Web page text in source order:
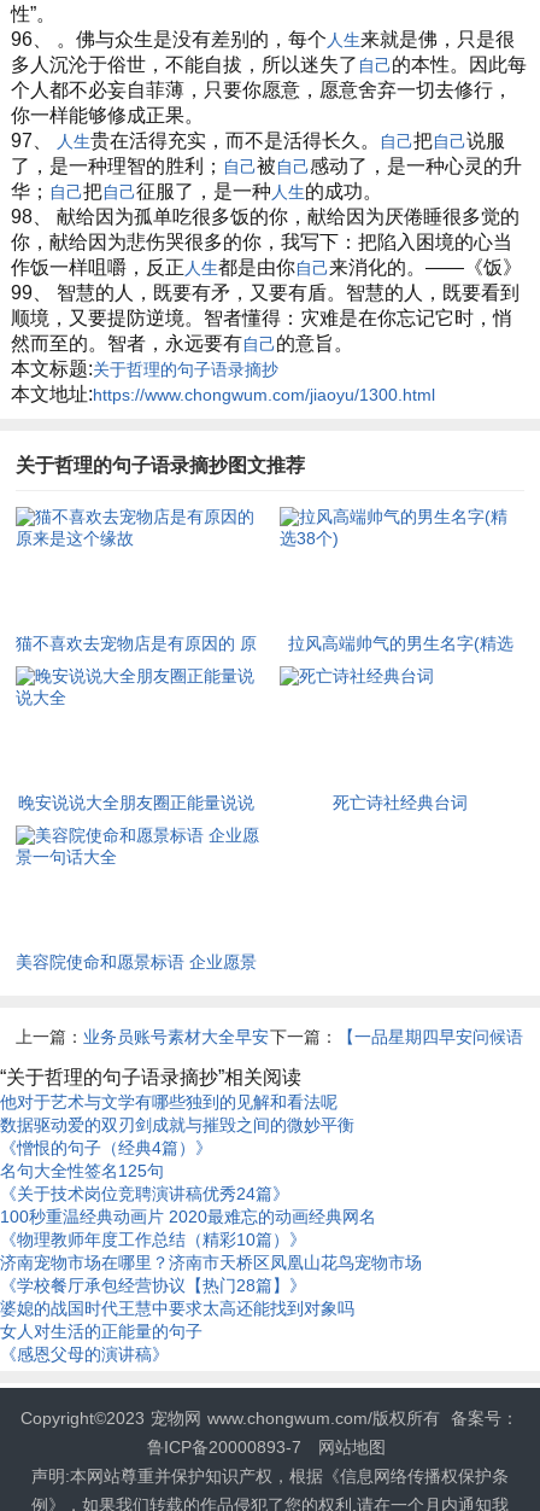
性”。
96、 。佛与众生是没有差别的，每个 人生来就是佛，只是很
多人沉沦于俗世，不能自拔，所以迷失了 自己的本性。因此每
个人都不必妄自菲薄，只要你愿意，愿意舍弃一切去修行，
你一样能够修成正果。
97、
人生贵在活得充实，而不是活得长久。 自己把自己说服
了，是一种理智的胜利； 自己被自己感动了，是一种心灵的升
华； 自己把自己征服了，是一种 人生的成功。
98、 献给因为孤单吃很多饭的你，献给因为厌倦睡很多觉的
你，献给因为悲伤哭很多的你，我写下：把陷入困境的心当
作饭一样咀嚼，反正 人生都是由你自己来消化的。——《饭》
99、 智慧的人，既要有矛，又要有盾。智慧的人，既要看到
顺境，又要提防逆境。智者懂得：灾难是在你忘记它时，悄
然而至的。智者，永远要有自己的意旨。
本文标题:关于哲理的句子语录摘抄
本文地址:https://www.chongwum.com/jiaoyu/1300.html
关于哲理的句子语录摘抄图文推荐
猫不喜欢去宠物店是有原因的 原
来是这个缘故
拉风高端帅气的男生名字(精选
38个)
晚安说说大全朋友圈正能量说说
大全
死亡诗社经典台词
美容院使命和愿景标语 企业愿景
上一篇： 业务员账号素材大全早安下一篇：
【一品星期四早安问候语
短句】
“关于哲理的句子语录摘抄”相关阅读
他对于艺术与文学有哪些独到的见解和看法呢
数据驱动爱的双刃剑成就与摧毁之间的微妙平衡
《憎恨的句子（经典4篇）》
名句大全性签名125句
《关于技术岗位竞聘演讲稿优秀24篇》
100秒重温经典动画片 2020最难忘的动画经典网名
《物理教师年度工作总结（精彩10篇）》
济南宠物市场在哪里？济南市天桥区凤凰山花鸟宠物市场
《学校餐厅承包经营协议【热门28篇】》
婆媳的战国时代王慧中要求太高还能找到对象吗
女人对生活的正能量的句子
《感恩父母的演讲稿》
Copyright©2023 宠物网 www.chongwum.com/版权所有 备案号：
鲁ICP备20000893-7
网站地图
声明:本网站尊重并保护知识产权，根据《信息网络传播权保护条
例》，如果我们转载的作品侵犯了您的权利,请在一个月内通知我